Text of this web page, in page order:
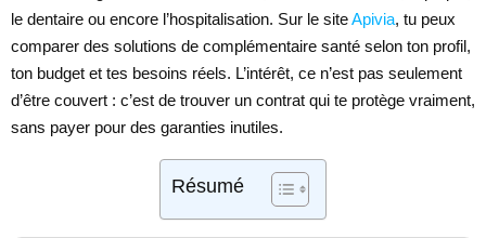
le dentaire ou encore l’hospitalisation. Sur le siteApivia, tu peux
comparer des solutions de complémentaire santé selon ton profil,
ton budget et tes besoins réels. L’intérêt, ce n’est pas seulement
d’être couvert : c’est de trouver un contrat qui te protège vraiment,
sans payer pour des garanties inutiles.
Résumé